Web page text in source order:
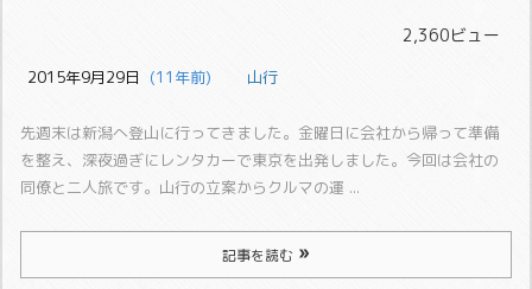
2,360ビュー
2015年9月29日
  (11年前)
山行
先週末は新潟へ登山に行ってきました。 金曜日に会社から帰って準備
を整え、深夜過ぎにレンタカーで東京を出発しました。今回は会社の
同僚と二人旅です。 山行の立案からクルマの運 ...
記事を読む